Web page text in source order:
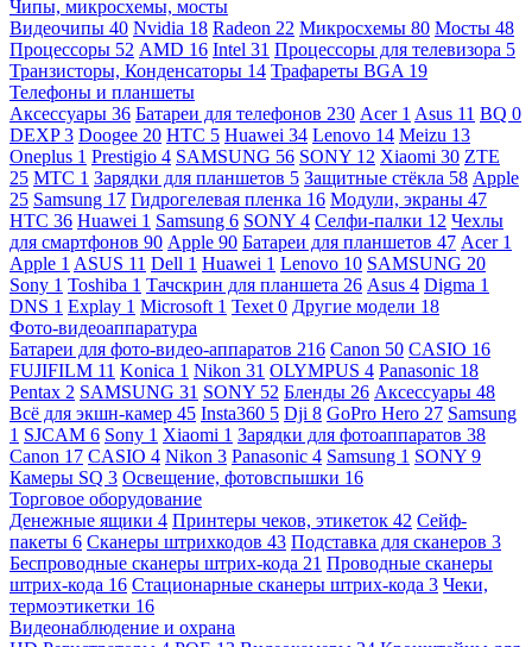
Чипы, микросхемы, мосты
Видеочипы 40 Nvidia 18 Radeon 22 Микросхемы 80 Мосты 48
Процессоры 52 AMD 16 Intel 31 Процессоры для телевизора 5
Транзисторы, Конденсаторы 14 Трафареты BGA 19
Телефоны и планшеты
Аксессуары 36 Батареи для телефонов 230 Acer 1 Asus 11 BQ 0
DEXP3 Doogee 20 HTC 5 Huawei 34 Lenovo 14 Meizu 13
Oneplus 1 Prestigio 4 SAMSUNG 56 SONY 12 Xiaomi 30 ZTE
25 МТС 1 Зарядки для планшетов 5 Защитные стёкла 58 Apple
25 Samsung 17 Гидрогелевая пленка 16 Модули, экраны 47
HTC 36 Huawei 1 Samsung 6 SONY 4 Селфи-палки 12 Чехлы
для смартфонов 90 Apple 90 Батареи для планшетов 47 Acer 1
Apple 1 ASUS 11 Dell 1 Huawei 1 Lenovo 10 SAMSUNG 20
Sony 1 Toshiba 1 Тачскрин для планшета 26 Asus 4 Digma 1
DNS 1 Explay 1 Microsoft 1 Texet 0 Другие модели 18
Фото-видеоаппаратура
Батареи для фото-видео-аппаратов 216 Canon 50 CASIO 16
FUJIFILM 11 Konica 1 Nikon 31 OLYMPUS 4 Panasonic 18
Pentax 2 SAMSUNG 31 SONY 52 Бленды 26 Аксессуары 48
Всё для экшн-камер 45 Insta360 5 Dji 8 GoPro Hero 27 Samsung
1 SJCAM 6 Sony 1 Xiaomi 1 Зарядки для фотоаппаратов 38
Canon 17 CASIO 4 Nikon 3 Panasonic 4 Samsung 1 SONY 9
Камеры SQ 3 Освещение, фотовспышки 16
Торговое оборудование
Денежные ящики 4 Принтеры чеков, этикеток 42 Сейф-
пакеты 6 Сканеры штрихкодов 43 Подставка для сканеров 3
Беспроводные сканеры штрих-кода 21 Проводные сканеры
штрих-кода 16 Стационарные сканеры штрих-кода 3 Чеки,
термоэтикетки 16
Видеонаблюдение и охрана